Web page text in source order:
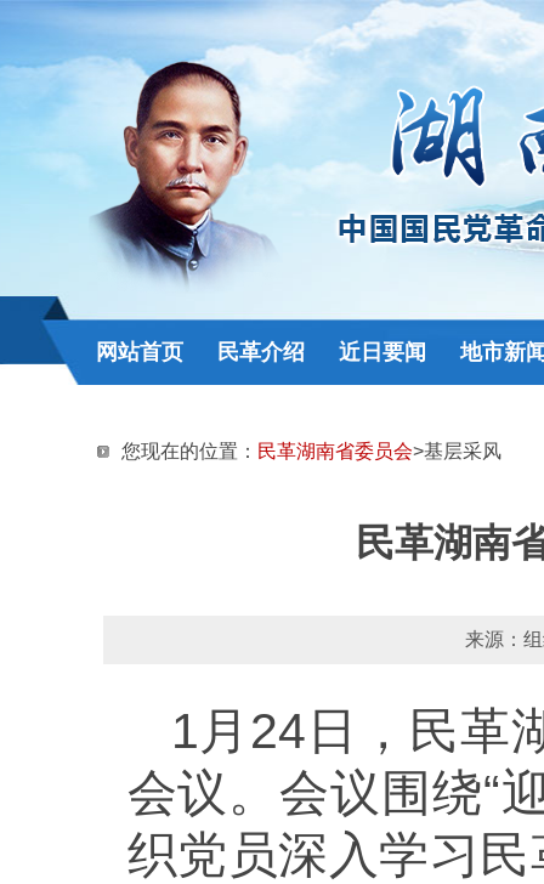
网站首页 民革介绍 近日要闻 地市新
您现在的位置： 民革湖南省委员会>基层采风
民革湖南
来源：
1月24日，民革
会议。会议围绕“
织党员深入学习